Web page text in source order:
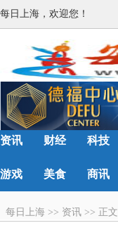
每日上海，欢迎您！
资讯 财经 科技
游戏 美食 商讯
每日上海 >> 资讯 >> 正文